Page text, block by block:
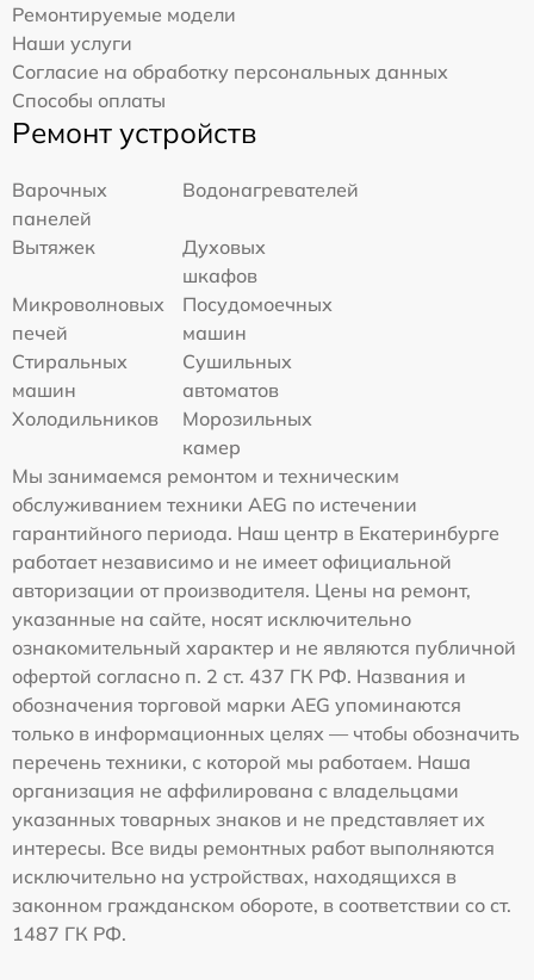
Ремонтируемые модели
Наши услуги
Согласие на обработку персональных данных
Способы оплаты
Ремонт устройств
Варочных
панелей
Водонагревателей
Вытяжек
Духовых
шкафов
Микроволновых
печей
Посудомоечных
машин
Стиральных
машин
Сушильных
автоматов
Холодильников
Морозильных
камер
Мы занимаемся ремонтом и техническим
обслуживанием техники AEG по истечении
гарантийного периода. Наш центр в Екатеринбурге
работает независимо и не имеет официальной
авторизации от производителя. Цены на ремонт,
указанные на сайте, носят исключительно
ознакомительный характер и не являются публичной
офертой согласно п. 2 ст. 437 ГК РФ. Названия и
обозначения торговой марки AEG упоминаются
только в информационных целях — чтобы обозначить
перечень техники, с которой мы работаем. Наша
организация не аффилирована с владельцами
указанных товарных знаков и не представляет их
интересы. Все виды ремонтных работ выполняются
исключительно на устройствах, находящихся в
законном гражданском обороте, в соответствии со ст.
1487 ГК РФ.